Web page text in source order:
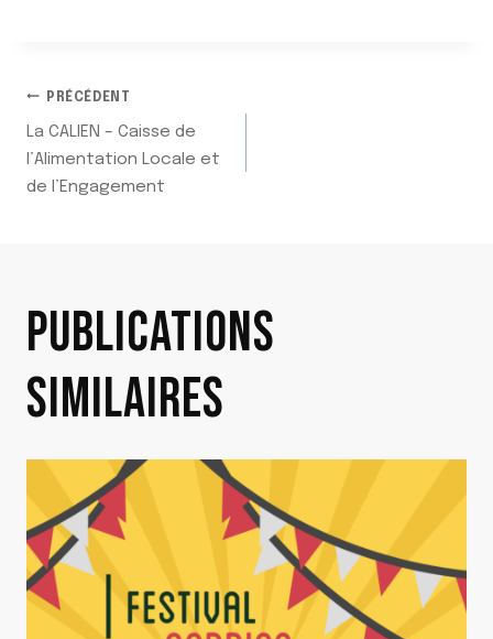
NAVIGATION
DE
PRÉCÉDENT
La CALIEN – Caisse de
l’Alimentation Locale et
de l’Engagement
PUBLICATIONS
SIMILAIRES